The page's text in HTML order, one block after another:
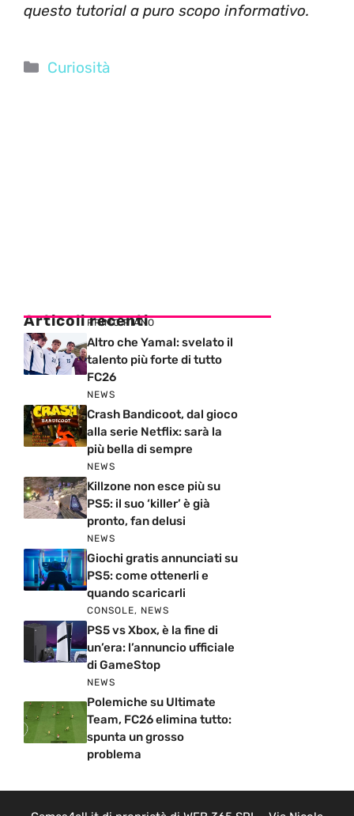
questo tutorial a puro scopo informativo.
Categorie
Curiosità
Articoli recenti
PRIMO PIANO
Altro che Yamal: svelato il
talento più forte di tutto
FC26
NEWS
Crash Bandicoot, dal gioco
alla serie Netflix: sarà la
più bella di sempre
NEWS
Killzone non esce più su
PS5: il suo ‘killer’ è già
pronto, fan delusi
NEWS
Giochi gratis annunciati su
PS5: come ottenerli e
quando scaricarli
CONSOLE, NEWS
PS5 vs Xbox, è la fine di
un’era: l’annuncio ufficiale
di GameStop
NEWS
Polemiche su Ultimate
Team, FC26 elimina tutto:
spunta un grosso
problema